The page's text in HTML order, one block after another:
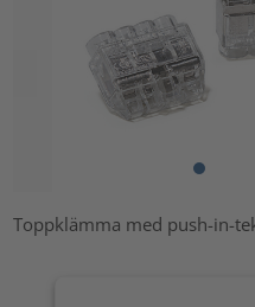
Toppklämma med push-in-